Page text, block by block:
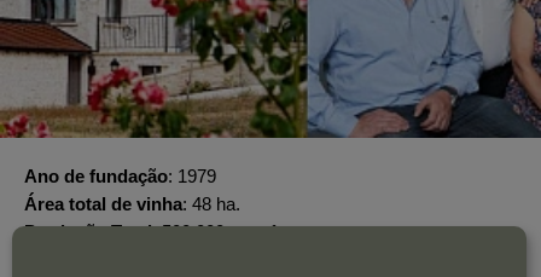
Ano de fundação 1979
Área total de vinha 48 ha.
Produção Total 500.000 garrafas